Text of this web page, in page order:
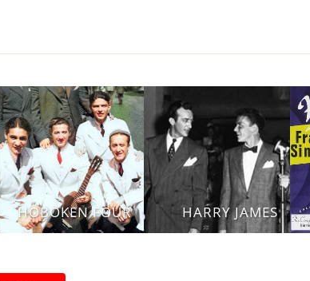
HOBOKEN FOUR HARRY JAMES